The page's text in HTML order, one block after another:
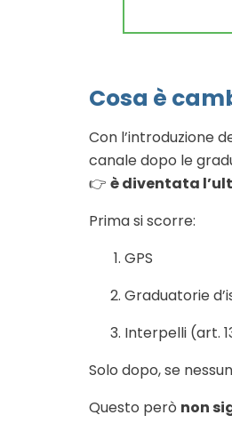
Cosa è
Con l’introduzione
canale dopo le
👉 è diventata
Prima si scorre:
GPS
Graduatorie
Interpelli (art.
Solo dopo, se
Questo però non